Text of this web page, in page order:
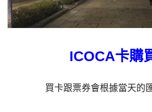
ICOCA卡購
買卡跟票券會根據當天的